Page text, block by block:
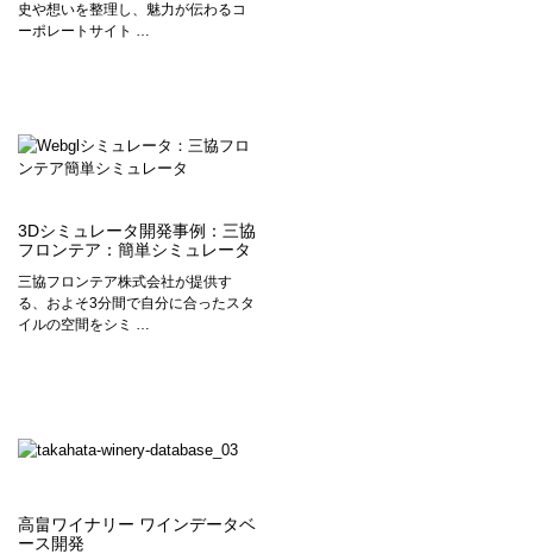
史や想いを整理し、魅力が伝わるコ
ーポレートサイト …
3Dシミュレータ開発事例：三協
フロンテア：簡単シミュレータ
三協フロンテア株式会社が提供す
る、およそ3分間で自分に合ったスタ
イルの空間をシミ …
高畠ワイナリー ワインデータベ
ース開発